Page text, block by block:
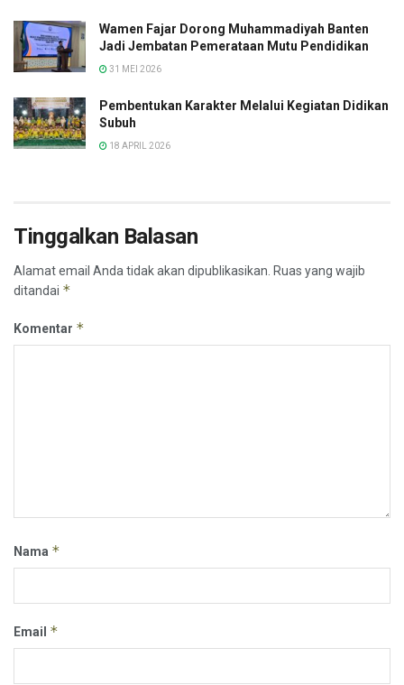
Wamen Fajar Dorong Muhammadiyah Banten
Jadi Jembatan Pemerataan Mutu Pendidikan
31 MEI 2026
Pembentukan Karakter Melalui Kegiatan Didikan
Subuh
18 APRIL 2026
Tinggalkan Balasan
Alamat email Anda tidak akan dipublikasikan. Ruas yang wajib
ditandai *
Komentar *
Nama *
Email *